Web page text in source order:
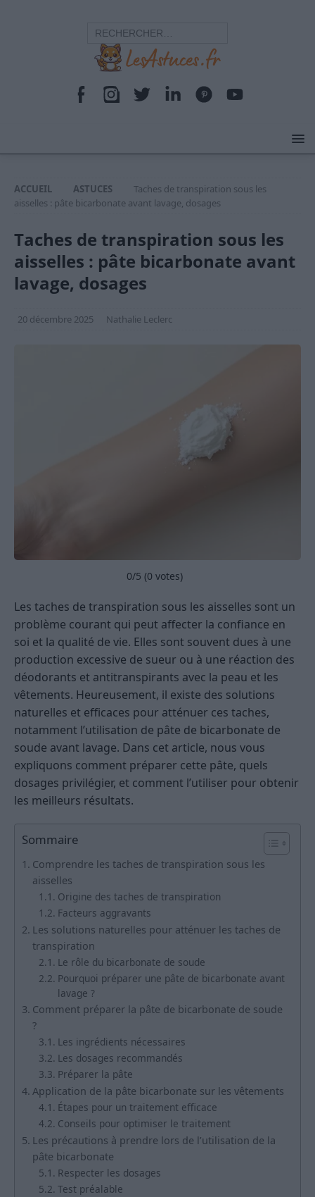
ACCUEIL ASTUCES
Taches de transpiration sous les
aisselles : pâte bicarbonate avant lavage, dosages
Taches de transpiration sous les
aisselles : pâte bicarbonate avant
lavage, dosages
20 décembre 2025 Nathalie Leclerc
0/5 (0 votes)
Les taches de transpiration sous les aisselles sont un
problème courant qui peut affecter la confiance en
soi et la qualité de vie. Elles sont souvent dues à une
production excessive de sueur ou à une réaction des
déodorants et antitranspirants avec la peau et les
vêtements. Heureusement, il existe des solutions
naturelles et efficaces pour atténuer ces taches,
notamment l’utilisation de pâte de bicarbonate de
soude avant lavage. Dans cet article, nous vous
expliquons comment préparer cette pâte, quels
dosages privilégier, et comment l’utiliser pour obtenir
les meilleurs résultats.
Sommaire
Comprendre les taches de transpiration sous les
aisselles
Origine des taches de transpiration
Facteurs aggravants
Les solutions naturelles pour atténuer les taches de
transpiration
Le rôle du bicarbonate de soude
Pourquoi préparer une pâte de bicarbonate avant
lavage ?
Comment préparer la pâte de bicarbonate de soude
?
Les ingrédients nécessaires
Les dosages recommandés
Préparer la pâte
Application de la pâte bicarbonate sur les vêtements
Étapes pour un traitement efficace
Conseils pour optimiser le traitement
Les précautions à prendre lors de l’utilisation de la
pâte bicarbonate
Respecter les dosages
Test préalable